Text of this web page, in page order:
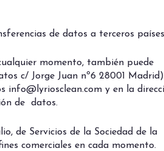
de datos a terceros
momento, también puede
c/ Jorge Juan nº6 28001
info@lyriosclean.com y en la
de datos.
de Servicios de la Sociedad de la
comerciales en cada momento.